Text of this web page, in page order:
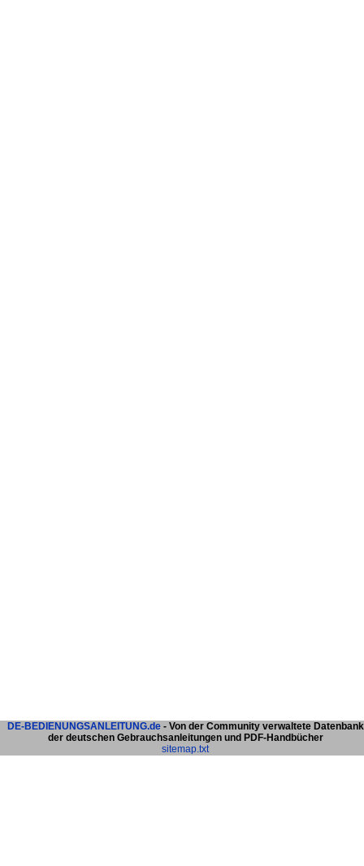
DE-BEDIENUNGSANLEITUNG.de- Von der Community verwaltete Datenbank
der deutschen Gebrauchsanleitungen und PDF-Handbücher
sitemap.txt